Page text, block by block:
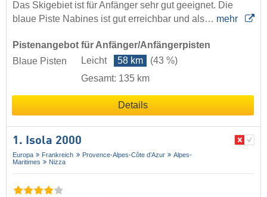
Das Skigebiet ist für Anfänger sehr gut geeignet. Die
blaue Piste Nabines ist gut erreichbar und als… mehr
Pistenangebot für Anfänger/Anfängerpisten
Blaue Pisten
Leicht 58 km
(43 %)
Gesamt: 135 km
Details
1. Isola 2000
Europa Frankreich Provence-Alpes-Côte d’Azur
Alpes-
Maritimes
Nizza